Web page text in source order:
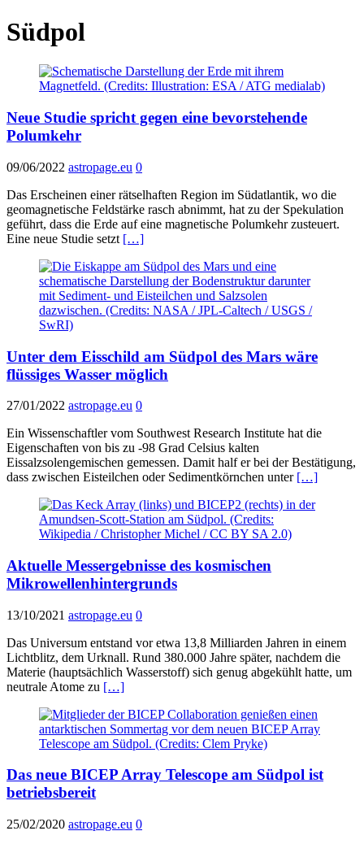
Südpol
Neue Studie spricht gegen eine bevorstehende
Polumkehr
09/06/2022 astropage.eu 0
Das Erscheinen einer rätselhaften Region im Südatlantik, wo die
geomagnetische Feldstärke rasch abnimmt, hat zu der Spekulation
geführt, dass die Erde auf eine magnetische Polumkehr zusteuert.
Eine neue Studie setzt […]
Unter dem Eisschild am Südpol des Mars wäre
flüssiges Wasser möglich
27/01/2022 astropage.eu 0
Ein Wissenschaftler vom Southwest Research Institute hat die
Eigenschaften von bis zu -98 Grad Celsius kalten
Eissalzsolengemischen gemessen. Damit half er bei der Bestätigung,
dass zwischen Eisteilchen oder Sedimentkörnchen unter […]
Aktuelle Messergebnisse des kosmischen
Mikrowellenhintergrunds
13/10/2021 astropage.eu 0
Das Universum entstand vor etwa 13,8 Milliarden Jahren in einem
Lichtblitz, dem Urknall. Rund 380.000 Jahre später, nachdem die
Materie (hauptsächlich Wasserstoff) sich genug abgekühlt hatte, um
neutrale Atome zu […]
Das neue BICEP Array Telescope am Südpol ist
betriebsbereit
25/02/2020 astropage.eu 0